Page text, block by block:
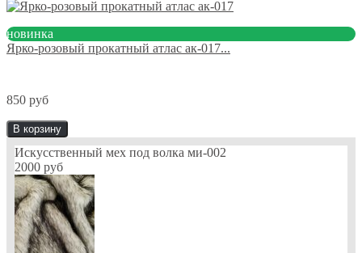
новинка
Ярко-розовый прокатный атлас ак-017...
850 руб
В корзину
Искусственный мех под волка ми-002
2000 руб